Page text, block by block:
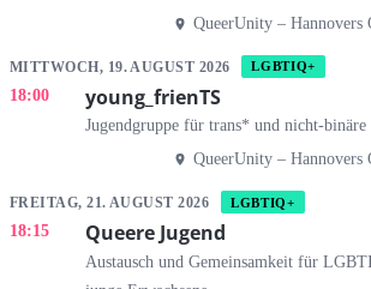
QueerUnity – Hannovers
MITTWOCH, 19. AUGUST 2026 LGBTIQ+
18:00 young_frienTS
Jugendgruppe für trans* und nicht-binäre
QueerUnity – Hannovers
FREITAG, 21. AUGUST 2026 LGBTIQ+
18:15 Queere Jugend
Austausch und Gemeinsamkeit für